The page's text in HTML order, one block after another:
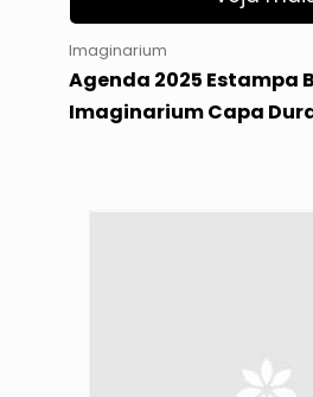
Imaginarium
Agenda 2025 Estampa
Imaginarium Capa